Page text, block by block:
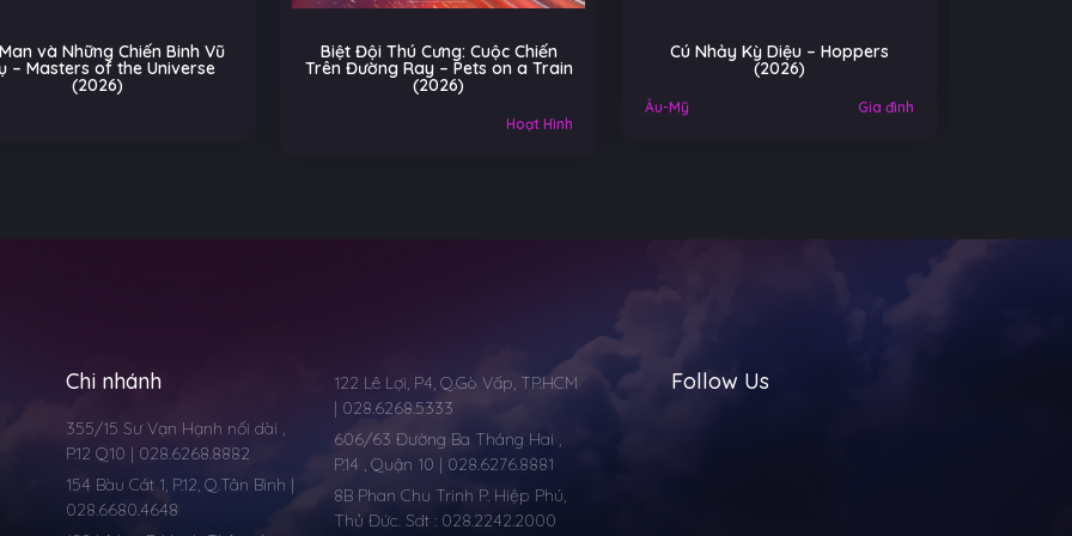
và Những Chiến Binh Vũ
– Masters of the Universe
(2026)
Biệt Đội Thú Cưng: Cuộc Chiến
Trên Đường Ray – Pets on a Train
(2026)
Hoạt Hình
Cú Nhảy Kỳ Diệu – Hoppers
(2026)
Âu-Mỹ Gia đình
Chi nhánh
355/15 Sư Vạn Hạnh nối dài ,
P.12 Q10 | 028.6268.8882
154 Bàu Cát 1, P.12, Q.Tân Bình |
028.6680.4648
122 Lê Lợi, P4, Q.Gò Vấp, TP.HCM
| 028.6268.5333
606/63 Đường Ba Tháng Hai ,
P.14 , Quận 10 | 028.6276.8881
8B Phan Chu Trinh P. Hiệp Phú,
Thủ Đức. Sdt : 028.2242.2000
Follow Us